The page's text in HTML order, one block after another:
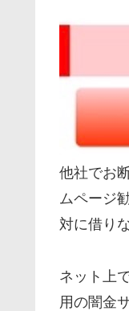
他社でお
ムページ
対に借り
ネット上
用の闇金